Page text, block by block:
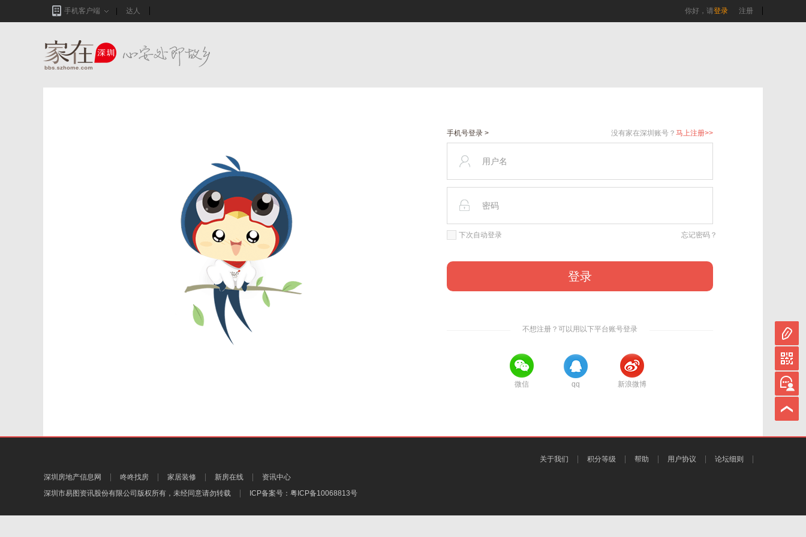
手机客户端 达人 你好，请登录 注册
手机号登录 > 没有家在深圳账号？ 马上注册>>
下次自动登录 忘记密码？
登录
不想注册？可以用以下平台账号登录
微信 qq 新浪微博
深圳房地产信息网 咚咚找房 家居装修 新房在线
资讯中心
深圳市易图资讯股份有限公司 版权所有，未经同意请勿转载 ICP备案号： 粤ICP备10068813号
关于我们 积分等级 帮助 用户协议 论坛细则